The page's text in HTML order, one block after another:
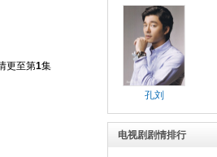
更至第1集
孔刘
电视剧剧情排行